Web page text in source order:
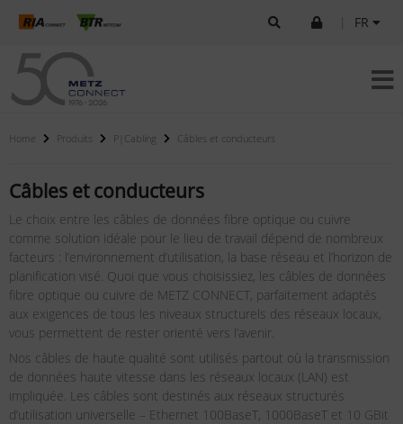
FR
Home Produits P|Cabling Câbles et conducteurs
Câbles et conducteurs
Le choix entre les câbles de données fibre optique ou cuivre
comme solution idéale pour le lieu de travail dépend de nombreux
facteurs : l’environnement d’utilisation, la base réseau et l’horizon de
planification visé. Quoi que vous choisissiez, les câbles de données
fibre optique ou cuivre de METZ CONNECT, parfaitement adaptés
aux exigences de tous les niveaux structurels des réseaux locaux,
vous permettent de rester orienté vers l’avenir.
Nos câbles de haute qualité sont utilisés partout où la transmission
de données haute vitesse dans les réseaux locaux (LAN) est
impliquée. Les câbles sont destinés aux réseaux structurés
d’utilisation universelle – Ethernet 100BaseT, 1000BaseT et 10 GBit